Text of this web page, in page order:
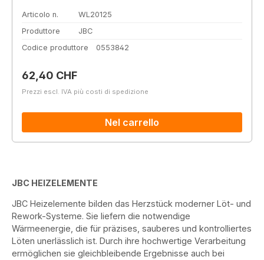
Articolo n.
WL20125
Produttore
JBC
Codice produttore
0553842
Prezzo normale:
62,40 CHF
Prezzi escl. IVA più costi di spedizione
Nel carrello
JBC HEIZELEMENTE
JBC Heizelemente bilden das Herzstück moderner Löt- und
Rework-Systeme. Sie liefern die notwendige
Wärmeenergie, die für präzises, sauberes und kontrolliertes
Löten unerlässlich ist. Durch ihre hochwertige Verarbeitung
ermöglichen sie gleichbleibende Ergebnisse auch bei